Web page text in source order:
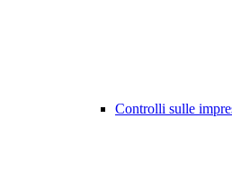
Controlli sulle